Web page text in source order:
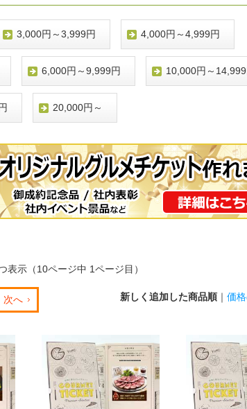
3,000円～3,999円 4,000円～4,999円
6,000円～9,999円 10,000円～14,999
20,000円～
表示（10ページ中 1ページ目）
新しく追加した商品順 ｜ 価
次へ